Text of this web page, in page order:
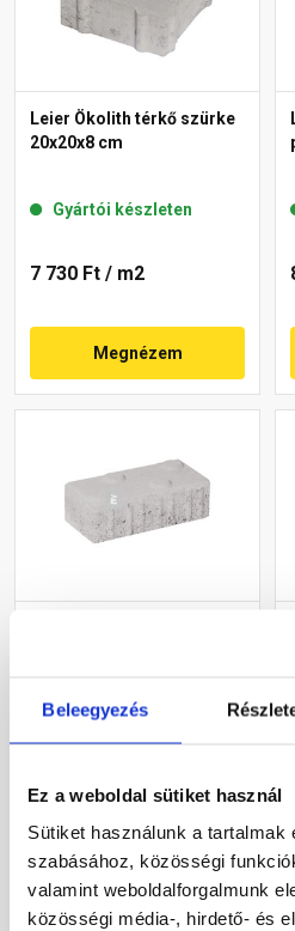
Beleegyezés
Ez a weboldal sütiket használ
Sütiket használunk a
szabásához, közösségi
valamint weboldalforgalmunk
közösségi média-, hirdető- és
Leier Ökolith térkő szürke
20x20x8 cm
Gyártói készleten
7 730 Ft / m2
Megnézem
Gyártói készleten
12 910 Ft / m2
Megnézem